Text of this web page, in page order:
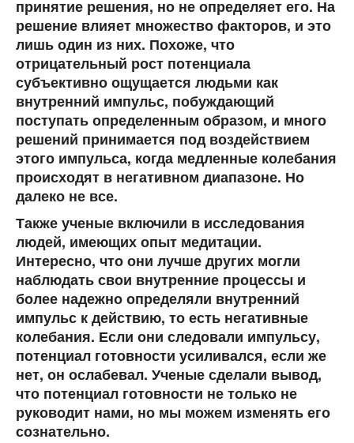
принятие решения, но не определяет его. На
решение влияет множество факторов, и это
лишь один из них. Похоже, что
отрицательный рост потенциала
субъективно ощущается людьми как
внутренний импульс, побуждающий
поступать определенным образом, и много
решений принимается под воздействием
этого импульса, когда медленные колебания
происходят в негативном диапазоне. Но
далеко не все.
Также ученые включили в исследования
людей, имеющих опыт медитации.
Интересно, что они лучше других могли
наблюдать свои внутренние процессы и
более надежно определяли внутренний
импульс к действию, то есть негативные
колебания. Если они следовали импульсу,
потенциал готовности усиливался, если же
нет, он ослабевал. Ученые сделали вывод,
что потенциал готовности не только не
руководит нами, но мы можем изменять его
сознательно.